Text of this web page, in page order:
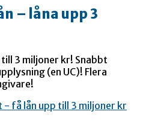
– låna upp 3
3 miljoner kr! Snabbt
(en UC)! Flera